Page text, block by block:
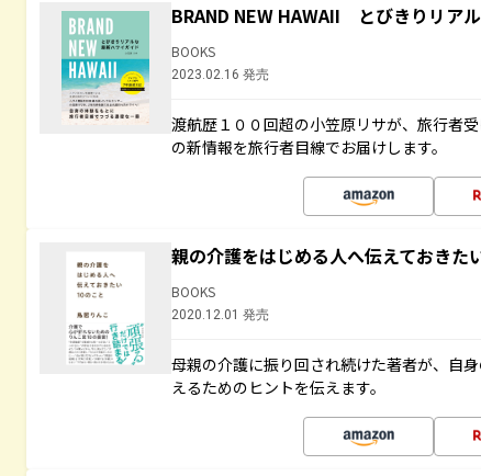
BRAND NEW HAWAII とびきりリア
BOOKS
2023.02.16 発売
渡航歴１００回超の小笠原リサが、旅行者
の新情報を旅行者目線でお届けします。
親の介護をはじめる人へ伝えておきた
BOOKS
2020.12.01 発売
母親の介護に振り回され続けた著者が、自
えるためのヒントを伝えます。